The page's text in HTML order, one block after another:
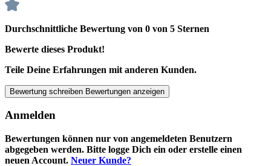
Durchschnittliche Bewertung von 0 von 5 Sternen
Bewerte dieses Produkt!
Teile Deine Erfahrungen mit anderen Kunden.
Bewertung schreiben Bewertungen anzeigen
Anmelden
Bewertungen können nur von angemeldeten Benutzern
abgegeben werden. Bitte logge Dich ein oder erstelle einen
neuen Account. Neuer Kunde?